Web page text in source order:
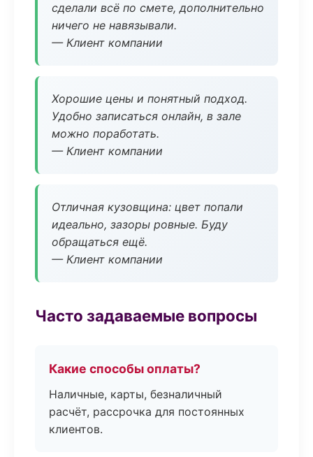
сделали всё по смете, дополнительно
ничего не навязывали.
— Клиент компании
Хорошие цены и понятный подход.
Удобно записаться онлайн, в зале
можно поработать.
— Клиент компании
Отличная кузовщина: цвет попали
идеально, зазоры ровные. Буду
обращаться ещё.
— Клиент компании
Часто задаваемые вопросы
Какие способы оплаты?
Наличные, карты, безналичный
расчёт, рассрочка для постоянных
клиентов.